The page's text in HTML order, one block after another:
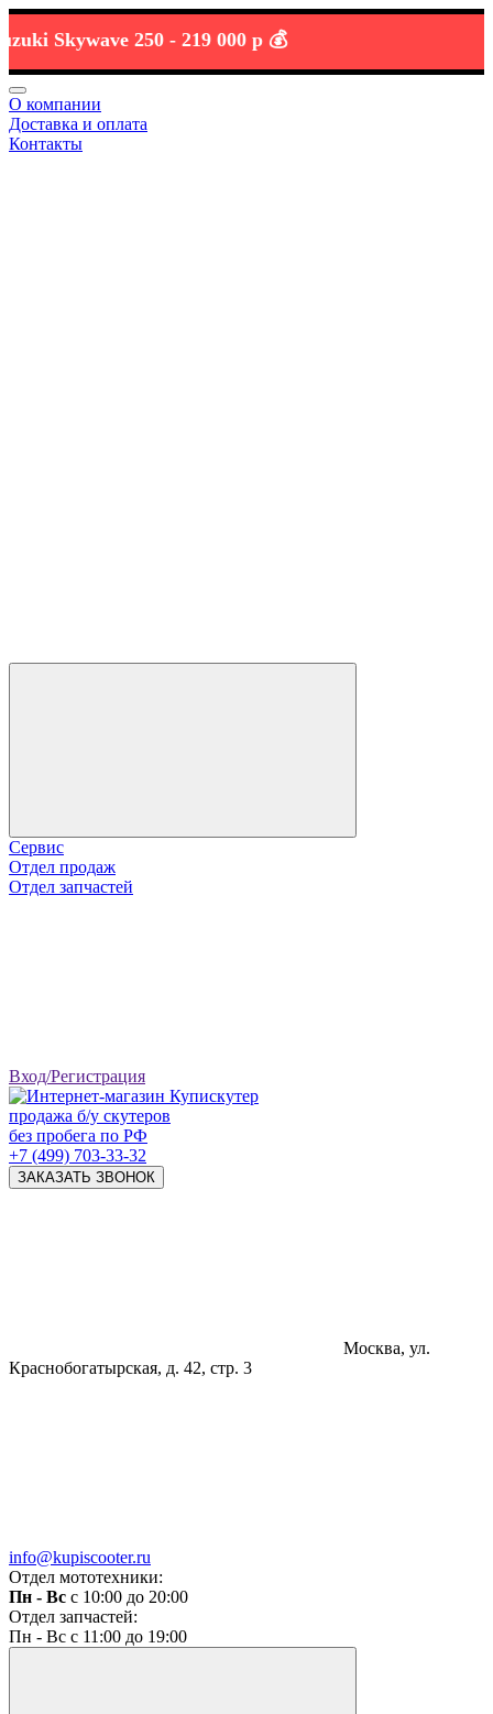
Skywave 250 -219 000 р 💰
О компании
Доставка и оплата
Контакты
Сервис
Отдел продаж
Отдел запчастей
Вход/Регистрация
продажа б/у скутеров
без пробега по РФ
+7 (499) 703-33-32
ЗАКАЗАТЬ ЗВОНОК
Москва, ул.
Краснобогатырская, д. 42, стр. 3
info@kupiscooter.ru
Отдел мототехники:
Пн - Вс с 10:00 до 20:00
Отдел запчастей:
Пн - Вс с 11:00 до 19:00